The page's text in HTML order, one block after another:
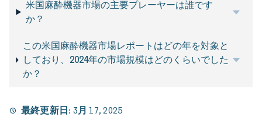
米国麻酔機器市場の主要プレーヤーは誰です
か？
この米国麻酔機器市場レポートはどの年を対象と
しており、2024年の市場規模はどのくらいでした
か？
最終更新日: 3月 17, 2025